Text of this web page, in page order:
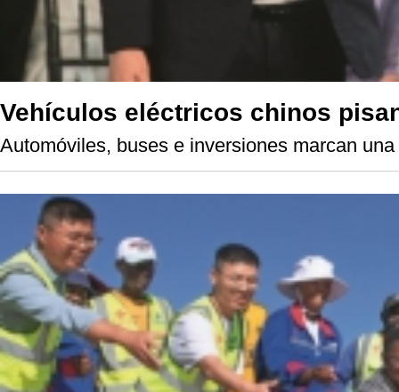
Vehículos eléctricos chinos
Automóviles, buses e inversiones marcan